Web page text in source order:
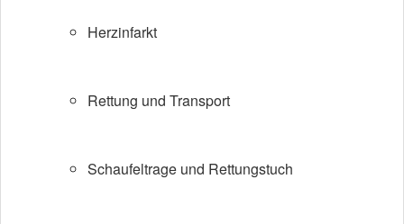
Herzinfarkt
Rettung und Transport
Schaufeltrage und Rettungstuch